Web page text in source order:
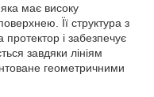
має високу
Її структура з
і забезпечує
завдяки лініям
геометричними